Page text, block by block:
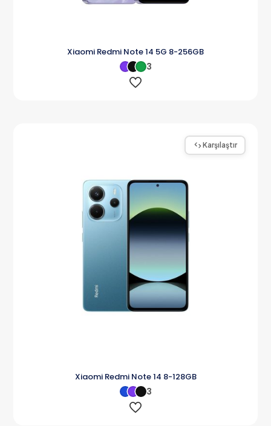
Xiaomi Redmi Note 14 5G 8-256GB
3
Karşılaştır
Xiaomi Redmi Note 14 8-128GB
3